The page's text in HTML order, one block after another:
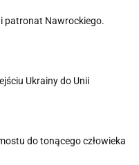
patronat Nawrockiego.
Ukrainy do Unii
do tonącego człowieka